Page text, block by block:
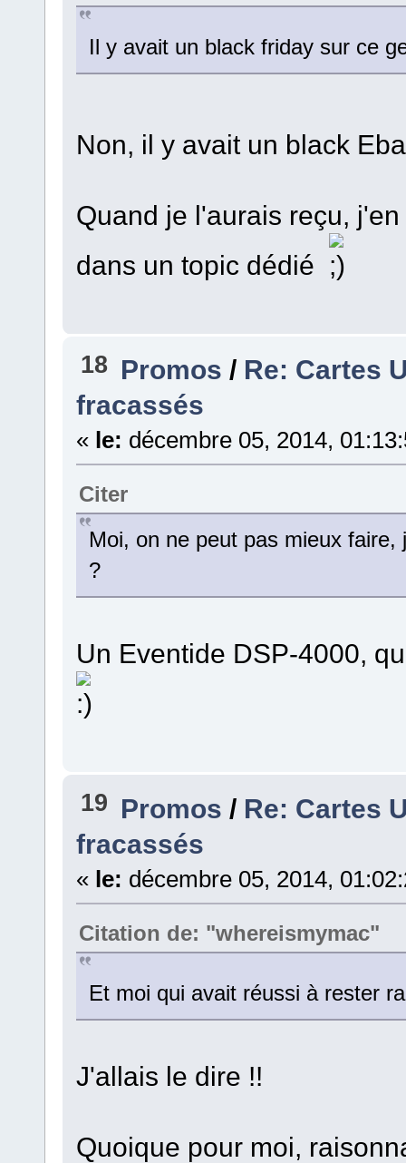
Il y avait un black friday sur ce
Non, il y avait un black
Quand je l'aurais reçu,
dans un topic dédié
18 Promos / Re: Cartes
fracassés
« le: décembre 05, 2014,
Citer
Moi, on ne peut pas mieux
?
Un Eventide DSP-4000,
19 Promos / Re: Cartes
fracassés
« le: décembre 05, 2014,
Citation de: "whereismymac"
Et moi qui avait réussi à rester
J'allais le dire !!
Quoique pour moi,